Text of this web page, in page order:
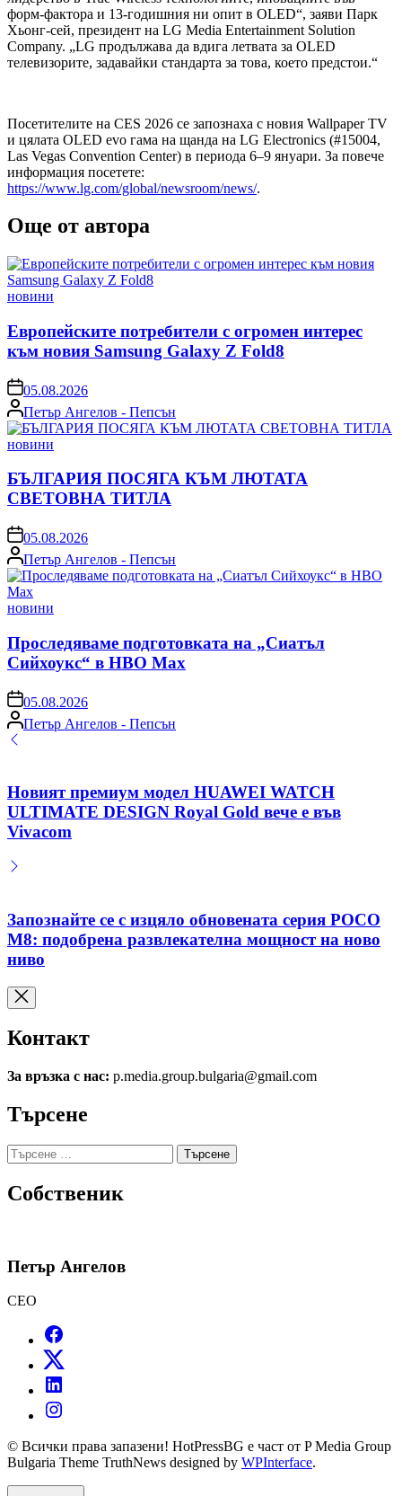
форм-фактора и 13-годишния ни опит в OLED“, заяви Парк
Хьонг-сей, президент на LG Media Entertainment Solution
Company. „LG продължава да вдига летвата за OLED
телевизорите, задавайки стандарта за това, което предстои.“
Посетителите на CES 2026 се запознаха с новия Wallpaper TV
и цялата OLED evo гама на щанда на LG Electronics (#15004,
Las Vegas Convention Center) в периода 6–9 януари. За повече
информация посетете:
https://www.lg.com/global/newsroom/news/.
Още от автора
Posted
новини
Европейските потребители с огромен интерес
към новия Samsung Galaxy Z Fold8
on05.08.2026
Posted
by
Петър Ангелов - Пепсън
Posted
новини
БЪЛГАРИЯ ПОСЯГА КЪМ ЛЮТАТА
СВЕТОВНА ТИТЛА
on05.08.2026
Posted
by
Петър Ангелов - Пепсън
Posted
новини
Проследяваме подготовката на „Сиатъл
Сийхоукс“ в HBO Max
on05.08.2026
Posted
by
Петър Ангелов - Пепсън
Новият премиум модел HUAWEI WATCH
ULTIMATE DESIGN Royal Gold вече е във
Vivacom
Запознайте се с изцяло обновената серия POCO
M8: подобрена развлекателна мощност на ново
ниво
Контакт
За връзка с нас: p.media.group.bulgaria@gmail.com
Търсене
Търсене
за:
Собственик
Петър Ангелов
CEO
© Всички права запазени! HotPressBG е част от P Media Group
Bulgaria Theme TruthNews designed by WPInterface.